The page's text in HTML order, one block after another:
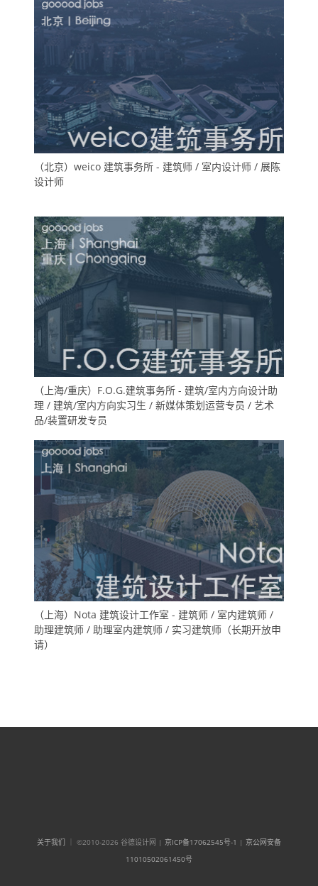
（北京）weico 建筑事务所 - 建筑师 / 室内设计师 / 展陈
设计师
（上海/重庆）F.O.G.建筑事务所 - 建筑/室内方向设计助
理 / 建筑/室内方向实习生 / 新媒体策划运营专员 / 艺术
品/装置研发专员
（上海）Nota 建筑设计工作室 - 建筑师 / 室内建筑师 /
助理建筑师 / 助理室内建筑师 / 实习建筑师（长期开放申
请）
关于我们 ｜ ©2010-2026 谷德设计网 | 京ICP备17062545号-1 | 京公网安备
11010502061450号